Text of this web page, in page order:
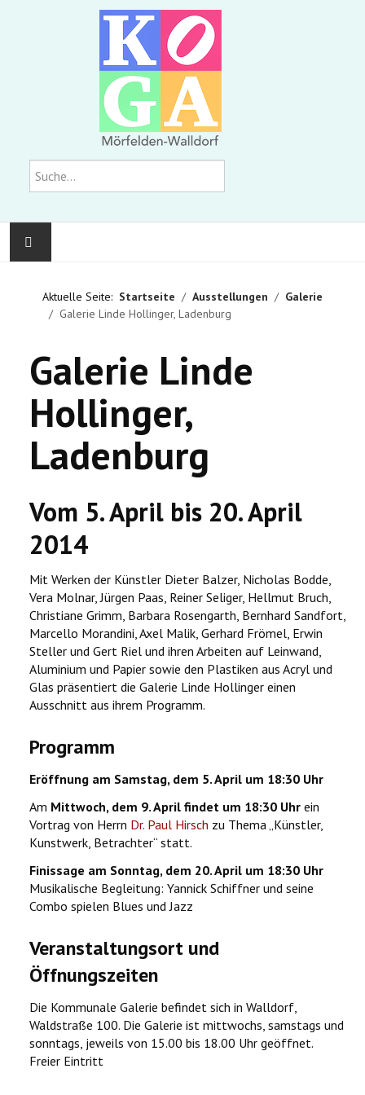
Suchen
AUSSTELLUNGEN
WIR ÜBER UNS
Aktuelle Seite: Startseite Ausstellungen
Galerie
Galerie Linde Hollinger, Ladenburg
Galerie Linde
Hollinger,
Ladenburg
Vom 5. April bis 20. April
2014
Mit Werken der Künstler Dieter Balzer, Nicholas Bodde,
Vera Molnar, Jürgen Paas, Reiner Seliger, Hellmut Bruch,
Christiane Grimm, Barbara Rosengarth, Bernhard Sandfort,
Marcello Morandini, Axel Malik, Gerhard Frömel, Erwin
Steller und Gert Riel und ihren Arbeiten auf Leinwand,
Aluminium und Papier sowie den Plastiken aus Acryl und
Glas präsentiert die Galerie Linde Hollinger einen
Ausschnitt aus ihrem Programm.
Programm
Eröffnung am Samstag, dem 5. April um 18:30 Uhr
Am Mittwoch, dem 9. April findet um 18:30 Uhr ein
Vortrag von Herrn Dr. Paul Hirsch zu Thema „Künstler,
Kunstwerk, Betrachter“ statt.
Finissage am Sonntag, dem 20. April um 18:30 Uhr
Musikalische Begleitung: Yannick Schiffner und seine
Combo spielen Blues und Jazz
Veranstaltungsort und
Öffnungszeiten
Die Kommunale Galerie befindet sich in Walldorf,
Waldstraße 100. Die Galerie ist mittwochs, samstags und
sonntags, jeweils von 15.00 bis 18.00 Uhr geöffnet.
Freier Eintritt